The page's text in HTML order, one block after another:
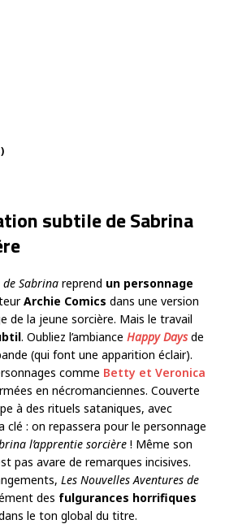
subtile de Sabrina
de Sabrina reprend un personnage
Archie Comics dans une version
de la jeune sorcière. Mais le travail
. Oubliez l’ambiance Happy Daysde
(qui font une apparition éclair).
comme Betty et Veronica
en nécromanciennes. Couverte
à des rituels sataniques, avec
clé : on repassera pour le personnage
l’apprentie sorcière ! Même son
pas avare de remarques incisives.
Les Nouvelles Aventures de
des fulgurances horrifiques
le ton global du titre.